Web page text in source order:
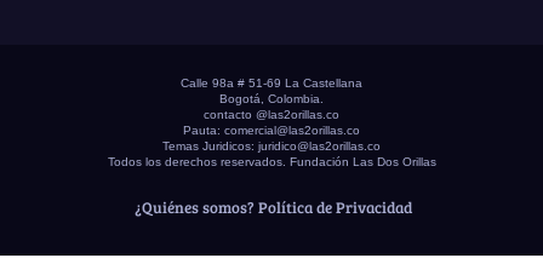
Calle 98a # 51-69 La Castellana
Bogotá, Colombia.
contacto @las2orillas.co
Pauta: comercial@las2orillas.co
Temas Juridicos: juridico@las2orillas.co
Todos los derechos reservados. Fundación Las Dos Orillas
¿Quiénes somos? Política de Privacidad